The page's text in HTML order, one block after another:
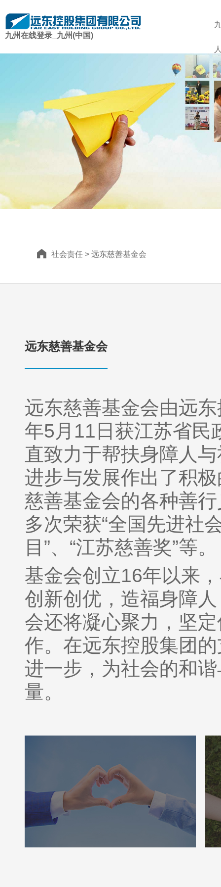
九州在线登录_九州(中国)
社会责任 > 远东慈善基金会
远东慈善基金会
远东慈善基金会由远
年5月11日获江苏省民
直致力于帮扶身障人
进步与发展作出了积
慈善基金会的各种善
多次荣获“全国先进社
目”、“江苏慈善奖”等。
基金会创立16年以来
创新创优，造福身障
会还将凝心聚力，坚
作。在远东控股集团
进一步，为社会的和
量。